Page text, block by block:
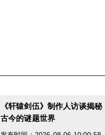
《轩辕剑伍》制作人访谈揭
古今的谜题世界